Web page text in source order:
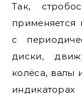
Так,
применяется
с
диски,
колёса, валы